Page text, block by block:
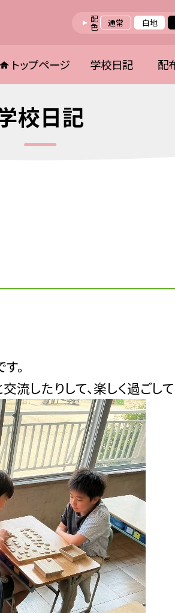
配色 通常 白地
トップページ 学校日記 配
校日記
。
したりして、楽しく過ごして